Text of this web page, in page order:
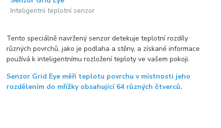
Inteligentní teplotní senzor
Tento speciálně navržený senzor detekuje teplotní rozdíly
různých povrchů, jako je podlaha a stěny, a získané informace
používá k inteligentnímu rozložení teploty ve vašem pokoji.
Senzor Grid Eye měří teplotu povrchu v místnosti jeho
rozdělením do mřížky obsahující 64 různých čtverců.